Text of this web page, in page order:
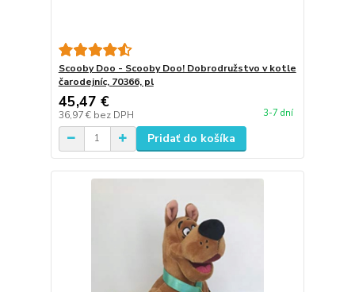
Scooby Doo - Scooby Doo! Dobrodružstvo v kotle
čarodejníc, 70366, pl
45,47 €
36,97 € bez DPH 3-7 dní
Pridať do košíka